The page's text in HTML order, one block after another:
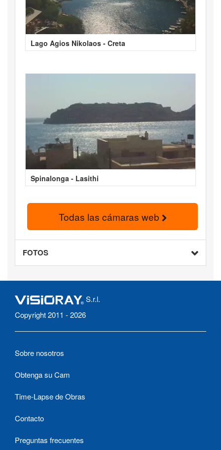
Lago Agios Nikolaos - Creta
Spinalonga - Lasithi
Todas las cámaras web
FOTOS
S.r.l.
Copyright 2011 - 2026
Sobre nosotros
Obtenga su Cam
Time-Lapse de Obras
Contacto
Preguntas frecuentes